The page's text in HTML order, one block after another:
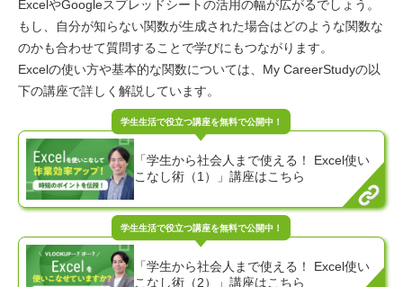
ExcelやGoogleスプレッドシートの活用の幅が広がるでしょう。
もし、自分が知らない関数が生成された場合はどのような関数な
のかも合わせて質問することで学びにもつながります。
Excelの使い方や基本的な関数については、My CareerStudyの以
下の講座で詳しく解説しています。
「学生から社会人まで使える！ Excel使い
こなし術（1）」講座はこちら
「学生から社会人まで使える！ Excel使い
こなし術（2）」講座はこちら